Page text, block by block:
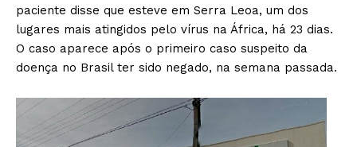
paciente disse que esteve em Serra Leoa, um dos
lugares mais atingidos pelo vírus na África, há 23 dias.
O caso aparece após o primeiro caso suspeito da
doença no Brasil ter sido negado, na semana passada.